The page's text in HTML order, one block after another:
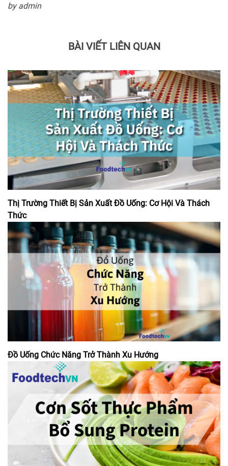
by admin
BÀI VIẾT LIÊN QUAN
Thị Trường Thiết Bị Sản Xuất Đồ Uống: Cơ Hội Và Thách
Thức
Đồ Uống Chức Năng Trở Thành Xu Hướng